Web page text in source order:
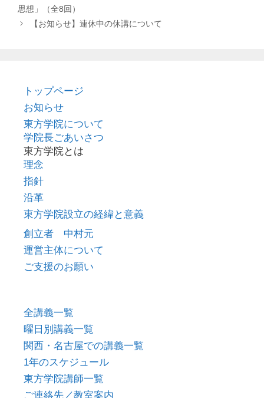
リ
ー
思想」（全8回）
【お知らせ】連休中の休講について
トップページ
お知らせ
東方学院について
学院長ごあいさつ
東方学院とは
理念
指針
沿革
東方学院設立の経緯と意義
創立者 中村元
運営主体について
ご支援のお願い
全講義一覧
曜日別講義一覧
関西・名古屋での講義一覧
1年のスケジュール
東方学院講師一覧
ご連絡先／教室案内